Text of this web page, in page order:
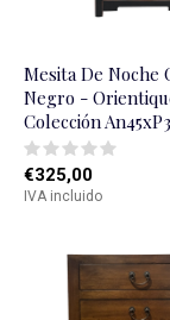
Mesita De Noche
Negro -
Colección
€325,00
IVA incluido